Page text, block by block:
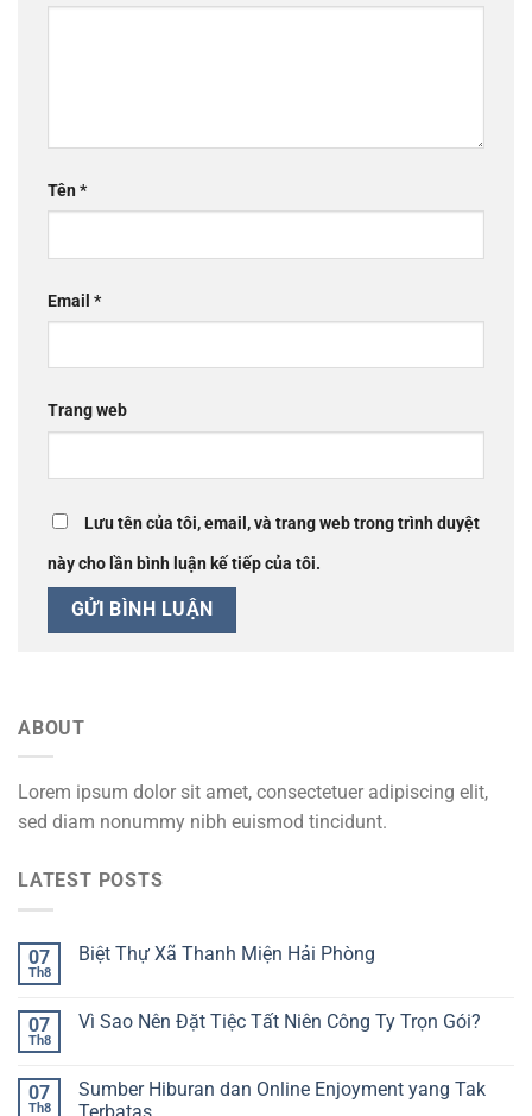
Tên*
Email *
Trang web
Lưu tên của tôi, email, và trang web trong trình duyệt
này cho lần bình luận kế tiếp của tôi.
ABOUT
Lorem ipsum dolor sit amet, consectetuer adipiscing elit,
sed diam nonummy nibh euismod tincidunt.
LATEST POSTS
07
Th8
Biệt Thự Xã Thanh Miện Hải Phòng
07
Th8
Vì Sao Nên Đặt Tiệc Tất Niên Công Ty Trọn Gói?
07
Th8
Sumber Hiburan dan Online Enjoyment yang Tak